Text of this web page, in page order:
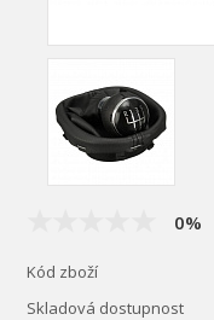
0%
Kód zboží
Skladová dostupnost